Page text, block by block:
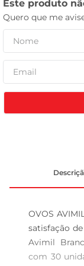
OVOS
satisfação
Avimil
com 30
leite pó